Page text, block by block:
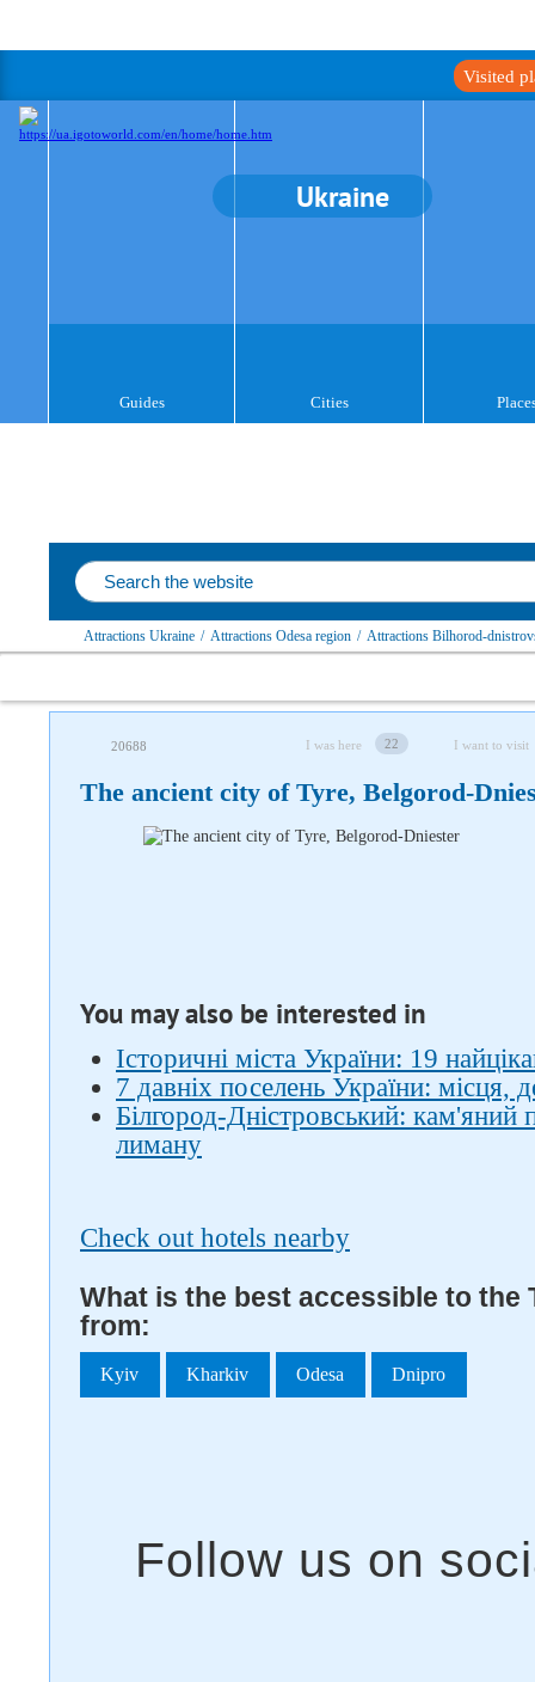
Visited
Ukraine
Guides Cities
Attractions Ukraine / Attractions Odesa region / Attractions Bilhorod-
20688 I was here 22 I want to visit
The ancient city of Tyre, Belgorod-
You may also be interested in
Історичні міста України: 19
7 давніх поселень України: місця,
Білгород-Дністровський: кам'яний
лиману
Check out hotels nearby
What is the best accessible to the
from:
Kyiv Kharkiv Odesa Dnipro